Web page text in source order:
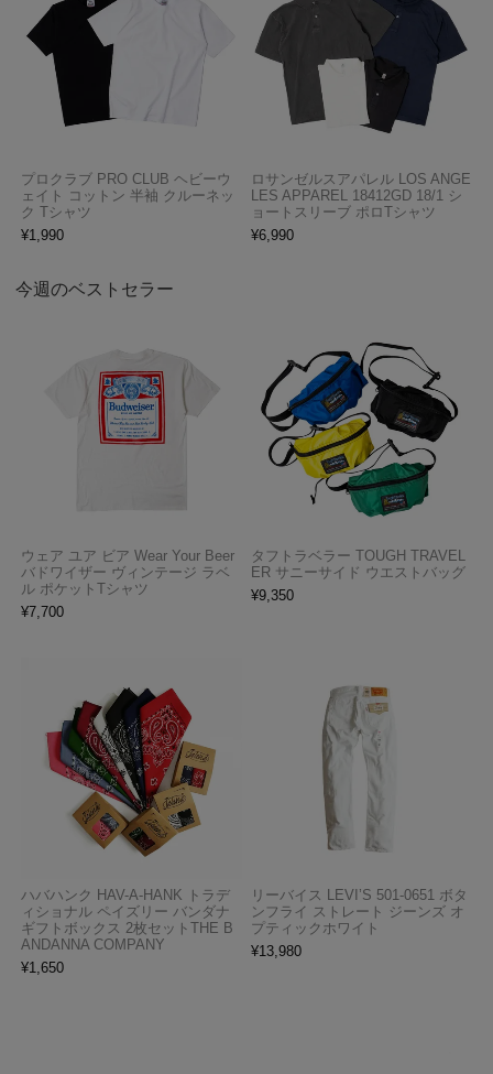
プロクラブ PRO CLUB ヘビーウ
ェイト コットン 半袖 クルーネッ
ク Tシャツ
¥1,990
ロサンゼルスアパレル LOS ANGE
LES APPAREL 18412GD 18/1 シ
ョートスリーブ ポロTシャツ
¥6,990
今週のベストセラー
ウェア ユア ビア Wear Your Beer
バドワイザー ヴィンテージ ラベ
ル ポケットTシャツ
¥7,700
タフトラベラー TOUGH TRAVEL
ER サニーサイド ウエストバッグ
¥9,350
ハバハンク HAV-A-HANK トラデ
ィショナル ペイズリー バンダナ
ギフトボックス 2枚セットTHE B
ANDANNA COMPANY
¥1,650
リーバイス LEVI’S 501-0651 ボタ
ンフライ ストレート ジーンズ オ
プティックホワイト
¥13,980